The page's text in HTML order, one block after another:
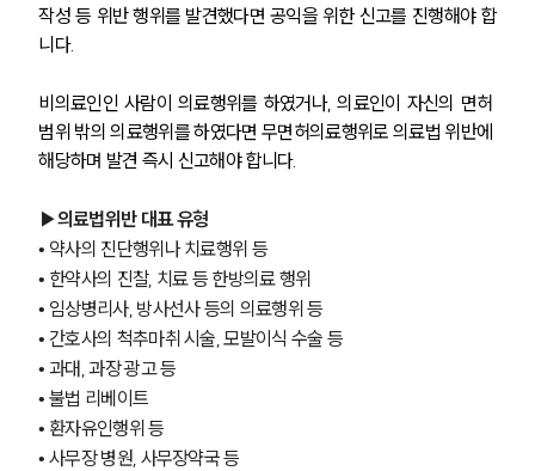
작성 등 위반 행위를 발견했다면 공익을 위한 신고를 진행해야 합
니다.
비의료인인 사람이 의료행위를 하였거나, 의료인이 자신의 면허
범위 밖의 의료행위를 하였다면 무면허의료행위로 의료법 위반에
해당하며 발견 즉시 신고해야 합니다.
▶의료법위반 대표 유형
• 약사의 진단행위나 치료행위 등
• 한약사의 진찰, 치료 등 한방의료 행위
• 임상병리사, 방사선사 등의 의료행위 등
• 간호사의 척추마취 시술, 모발이식 수술 등
• 과대, 과장 광고 등
• 불법 리베이트
• 환자유인행위 등
• 사무장 병원, 사무장약국 등